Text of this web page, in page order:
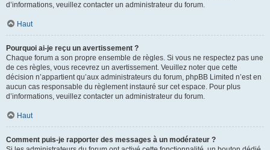
d’informations, veuillez contacter un administrateur du forum.
Haut
Pourquoi ai-je reçu un avertissement ?
Chaque forum a son propre ensemble de règles. Si vous ne respectez pas une
de ces règles, vous recevrez un avertissement. Veuillez noter que cette
décision n’appartient qu’aux administrateurs du forum, phpBB Limited n’est en
aucun cas responsable du règlement instauré sur cet espace. Pour plus
d’informations, veuillez contacter un administrateur du forum.
Haut
Comment puis-je rapporter des messages à un modérateur ?